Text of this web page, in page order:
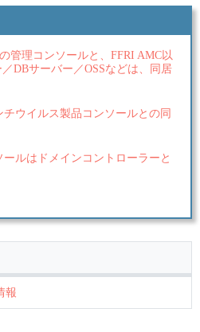
管理コンソールと、FFRI AMC以
DBサーバー／OSSなどは、同居
チウイルス製品コンソールとの同
ールはドメインコントローラーと
報